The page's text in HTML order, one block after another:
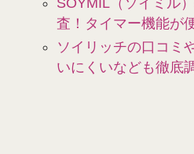
査！タイマー機能が
ソイリッチの口コミ
いにくいなども徹底